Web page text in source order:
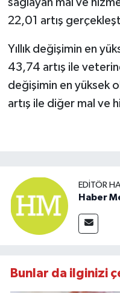
22,01 artış
Yıllık değişimin en
43,74 artış ile
değişimin en yüksek
artış ile diğer mal ve
EDITÖR
Haber
Bunlar da ilginizi